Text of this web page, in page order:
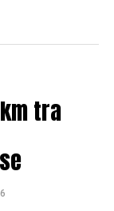
tra